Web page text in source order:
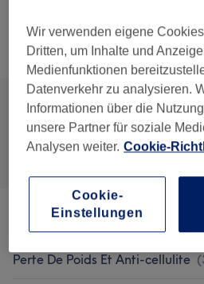
Alle Services
Alle
Massagen (1)
Perte De Poids Et Anti-cellulite (
Wir verwenden eigene
Dritten, um Inhalte und
Medienfunktionen
Datenverkehr zu analysieren.
Informationen über die
unsere Partner für soziale
Analysen weiter. Cookie-
Cookie-
Einstellungen